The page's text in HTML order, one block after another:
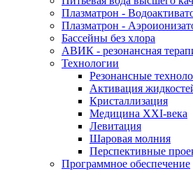
Плазматрон -
Плазматрон -
Бассейны без хлора
АВИК - резонансная
Технологии
Резонансные
Активация
Кристаллизация
Медицина XXI-века
Левитация
Шаровая молния
Перспективные
Программное обеспечение